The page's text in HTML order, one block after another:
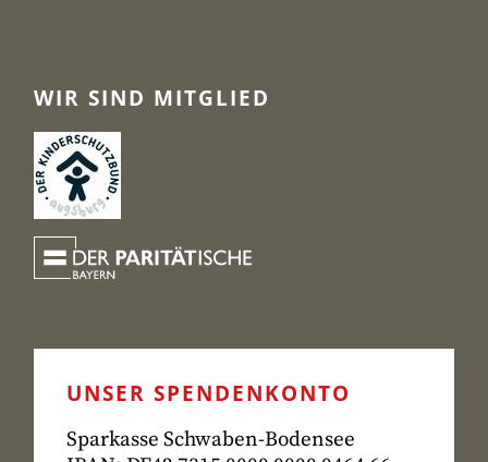
WIR SIND MITGLIED
UNSER SPENDENKONTO
Sparkasse Schwaben-Bodensee